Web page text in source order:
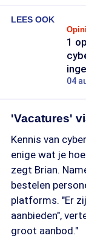
LEES OOK
1
04
'Vacatures'
Kennis van
enige wat je
zegt Brian.
bestelen
platforms. "Er
aanbieden",
groot aanbod."